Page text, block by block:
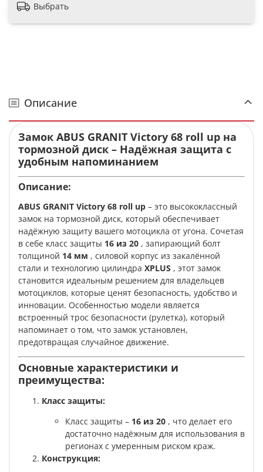
Выбрать
Описание
Замок ABUS GRANIT Victory 68 roll up на
тормозной диск – Надёжная защита с
удобным напоминанием
Описание:
ABUS GRANIT Victory 68 roll up – это высококлассный
замок на тормозной диск, который обеспечивает
надёжную защиту вашего мотоцикла от угона. Сочетая
в себе класс защиты 16 из 20 , запирающий болт
толщиной 14 мм , силовой корпус из закалённой
стали и технологию цилиндра XPLUS , этот замок
становится идеальным решением для владельцев
мотоциклов, которые ценят безопасность, удобство и
инновации. Особенностью модели является
встроенный трос безопасности (рулетка), который
напоминает о том, что замок установлен,
предотвращая случайное движение.
Основные характеристики и
преимущества:
Класс защиты:
Класс защиты – 16 из 20 , что делает его
достаточно надёжным для использования в
регионах с умеренным риском краж.
Конструкция: